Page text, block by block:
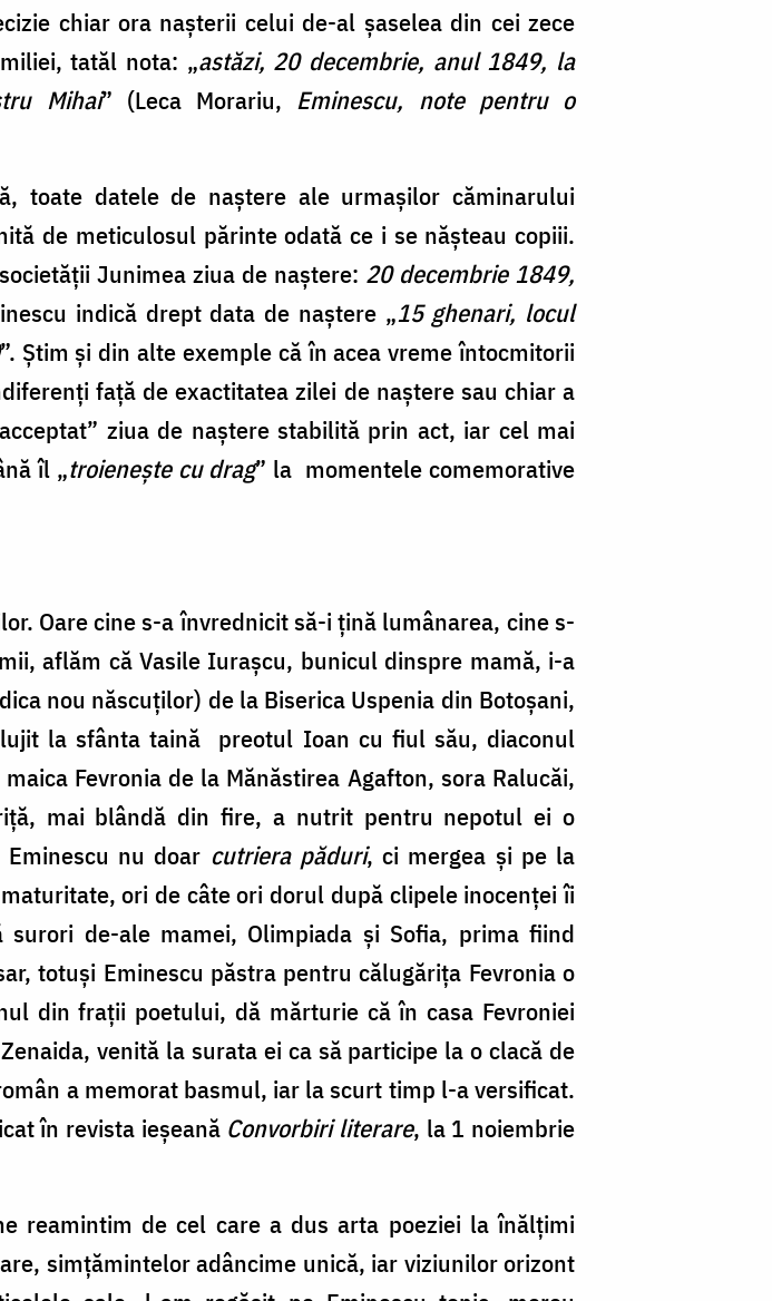
chiar ora nașterii celui de-al șaselea din cei zece
tatăl nota: „astăzi, 20 decembrie, anul 1849, la
Mihai” (Leca Morariu, Eminescu, note pentru o
toate datele de naștere ale urmașilor căminarului
de meticulosul părinte odată ce i se nășteau copiii.
Junimea ziua de naștere: 20 decembrie 1849,
indică drept data de naștere „15 ghenari, locul
”. Știm și din alte exemple că în acea vreme întocmitorii
față de exactitatea zilei de naștere sau chiar a
ziua de naștere stabilită prin act, iar cel mai
îl „troienește cu drag” la momentele comemorative
Oare cine s-a învrednicit să-i țină lumânarea, cine s-
aflăm că Vasile Iurașcu, bunicul dinspre mamă, i-a
nou născuților) de la Biserica Uspenia din Botoșani,
la sfânta taină preotul Ioan cu fiul său, diaconul
Fevronia de la Mănăstirea Agafton, sora Ralucăi,
mai blândă din fire, a nutrit pentru nepotul ei o
nu doar cutriera păduri, ci mergea și pe la
ori de câte ori dorul după clipele inocenței îi
de-ale mamei, Olimpiada și Sofia, prima fiind
totuși Eminescu păstra pentru călugărița Fevronia o
din frații poetului, dă mărturie că în casa Fevroniei
venită la surata ei ca să participe la o clacă de
a memorat basmul, iar la scurt timp l-a versificat.
în revista ieșeană Convorbiri literare, la 1 noiembrie
reamintim de cel care a dus arta poeziei la înălțimi
simțămintelor adâncime unică, iar viziunilor orizont